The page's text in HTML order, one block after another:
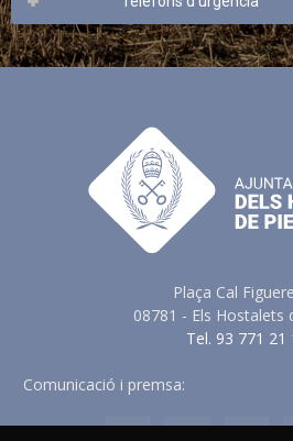
Plaça Cal
08781 - Els Hostalets
Tel. 93 771 21
Comunicació i premsa: